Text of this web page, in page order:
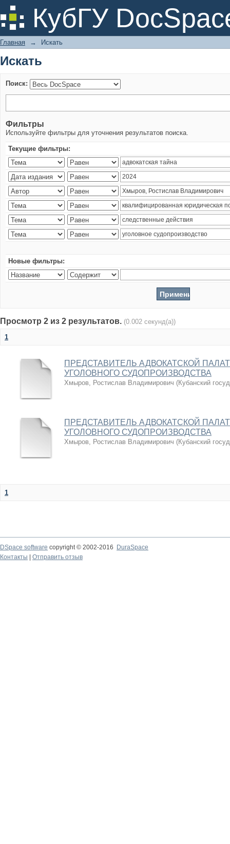
КубГУ
Искать
Главная → Искать
Искать
Поиск:
Фильтры
Используйте фильтры для уточнения результатов поиска.
Текущие фильтры:
Новые фильтры:
Просмотр 2 из 2 результатов. (0.002 секунд(а))
1
ПРЕДСТАВИТЕЛЬ АДВОКАТСКОЙ
УГОЛОВНОГО СУДОПРОИЗВОДСТВА
Хмыров, Ростислав Владимирович (Кубанский
ПРЕДСТАВИТЕЛЬ АДВОКАТСКОЙ
УГОЛОВНОГО СУДОПРОИЗВОДСТВА
Хмыров, Ростислав Владимирович (Кубанский
1
DSpace software copyright © 2002-2016
DuraSpace
Контакты
Отправить отзыв